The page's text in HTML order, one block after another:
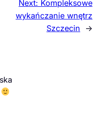
Next: Kompleksowe
wykańczanie wnętrz
Szczecin
→